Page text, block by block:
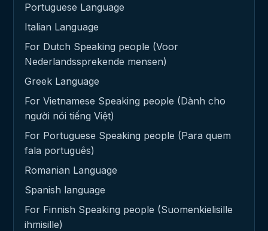
Portuguese Language
Italian Language
For Dutch Speaking people (Voor
Nederlandssprekende mensen)
Greek Language
For Vietnamese Speaking people (Dành cho
người nói tiếng Việt)
For Portuguese Speaking people (Para quem
fala português)
Romanian Language
Spanish language
For Finnish Speaking people (Suomenkielisille
ihmisille)